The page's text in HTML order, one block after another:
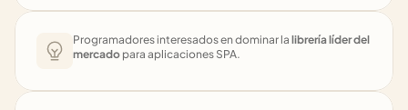
Programadores interesados en dominar la librería líder del
mercado para aplicaciones SPA.